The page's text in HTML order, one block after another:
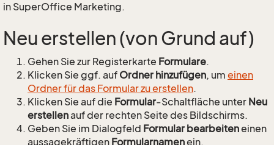
in SuperOffice Marketing.
Neu erstellen (von Grund auf)
Gehen Sie zur Registerkarte Formulare.
Klicken Sie ggf. auf Ordner hinzufügen, um einen
Ordner für das Formular zu erstellen.
Klicken Sie auf die Formular-Schaltfläche unter Neu
erstellenauf der rechten Seite des Bildschirms.
Geben Sie im Dialogfeld Formular bearbeiteneinen
aussagekräftigen Formularnamenein.